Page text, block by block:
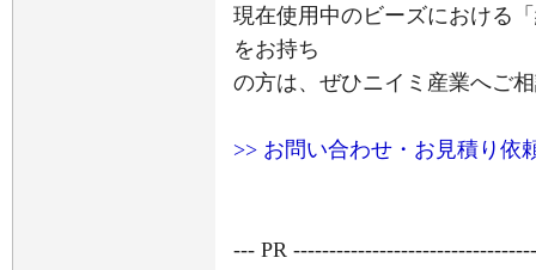
現在使用中のビーズにおける
をお持ち
の方は、ぜひニイミ産業へご
>> お問い合わせ・お見積り依
--- PR